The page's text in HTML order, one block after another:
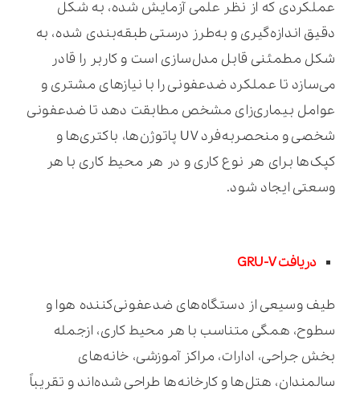
عملکردی که از نظر علمی آزمایش شده، به شکل
دقیق اندازه‌گیری و به‌طرز درستی طبقه‌بندی شده، به
شکل مطمئنی قابل مدل‌سازی است و کاربر را قادر
می‌سازد تا عملکرد ضدعفونی را با نیازهای مشتری و
عوامل بیماری‌زای مشخص مطابقت دهد تا ضدعفونی
شخصی و منحصربه‌فرد UV پاتوژن‌ها، باکتری‌ها و
کپک‌ها برای هر نوع کاری و در هر محیط کاری با هر
وسعتی ایجاد شود.
دریافت GRU-V
طیف وسیعی از دستگاه‌های ضدعفونی‌کننده هوا و
سطوح، همگی متناسب با هر محیط کاری، ازجمله
بخش جراحی، ادارات، مراکز آموزشی، خانه‌های
سالمندان، هتل‌ها و کارخانه‌ها طراحی شده‌اند و تقریباً